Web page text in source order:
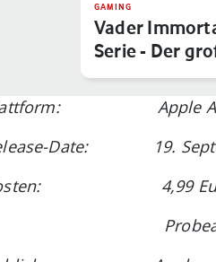
GAMING
Vader
Serie - Der
Apple Arcade
Date: 19.
4,99 Euro pro